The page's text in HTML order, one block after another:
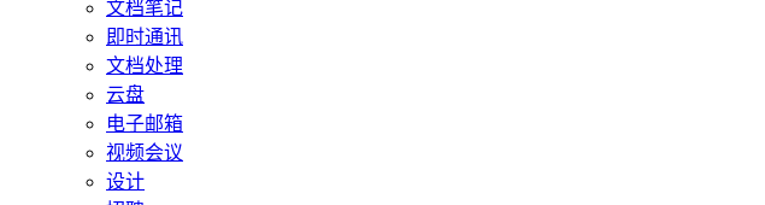
文档笔记
即时通讯
文档处理
云盘
电子邮箱
视频会议
设计